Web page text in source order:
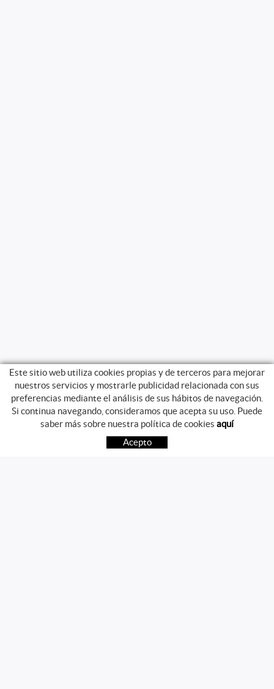
GUIA DE COMPRA
COMO COMPRAR
PREGUNTAS FRECUENTES
Este sitio web utiliza cookies propias y de terceros para mejorar
nuestros servicios y mostrarle publicidad relacionada con sus
preferencias mediante el análisis de sus hábitos de navegación.
Si continua navegando, consideramos que acepta su uso. Puede
saber más sobre nuestra política de cookies aquí
Acepto